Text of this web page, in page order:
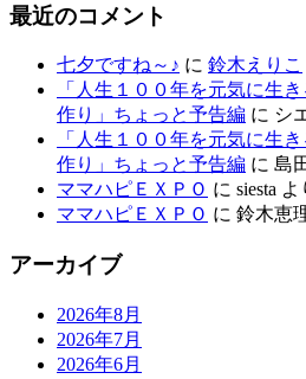
最近のコメント
七夕ですね～♪ に 鈴木えりこ
「人生１００年を元気に生
作り」ちょっと予告編 に シ
「人生１００年を元気に生
作り」ちょっと予告編 に 島
ママハピＥＸＰＯ に siesta よ
ママハピＥＸＰＯ に 鈴木恵
アーカイブ
2026年8月
2026年7月
2026年6月